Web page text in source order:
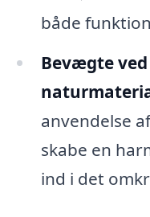
både
Bevægte
anvendelse
skabe en
ind i det